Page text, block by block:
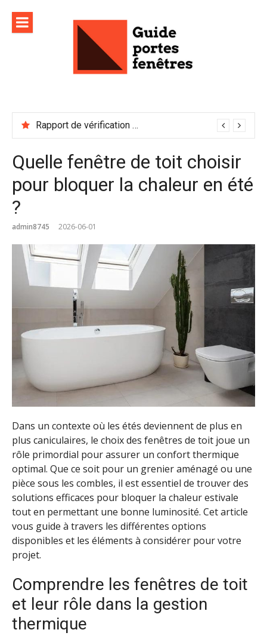
contenu
Rapport de vérification sécurité : à conserver précieusement
Quelle fenêtre de toit choisir
pour bloquer la chaleur en été
?
admin8745 2026-06-01
Dans un contexte où les étés deviennent de plus en
plus caniculaires, le choix des fenêtres de toit joue un
rôle primordial pour assurer un confort thermique
optimal. Que ce soit pour un grenier aménagé ou une
pièce sous les combles, il est essentiel de trouver des
solutions efficaces pour bloquer la chaleur estivale
tout en permettant une bonne luminosité. Cet article
vous guide à travers les différentes options
disponibles et les éléments à considérer pour votre
projet.
Comprendre les fenêtres de toit
et leur rôle dans la gestion
thermique